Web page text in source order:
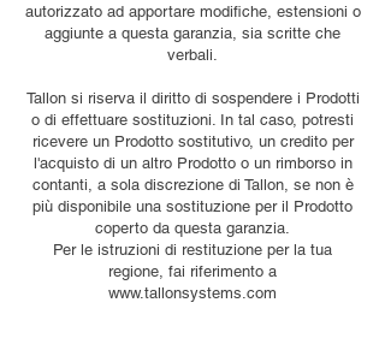
autorizzato ad apportare modifiche, estensioni o
aggiunte a questa garanzia, sia scritte che
verbali.
Tallon si riserva il diritto di sospendere i Prodotti
o di effettuare sostituzioni. In tal caso, potresti
ricevere un Prodotto sostitutivo, un credito per
l'acquisto di un altro Prodotto o un rimborso in
contanti, a sola discrezione di Tallon, se non è
più disponibile una sostituzione per il Prodotto
coperto da questa garanzia.
Per le istruzioni di restituzione per la tua
regione, fai riferimento a
www.tallonsystems.com